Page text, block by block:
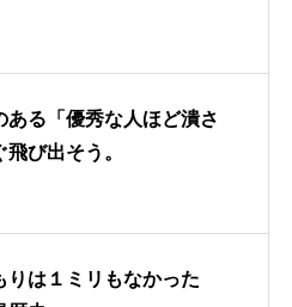
ある「優秀な人ほど潰さ
び出そう。
りは１ミリもなかった